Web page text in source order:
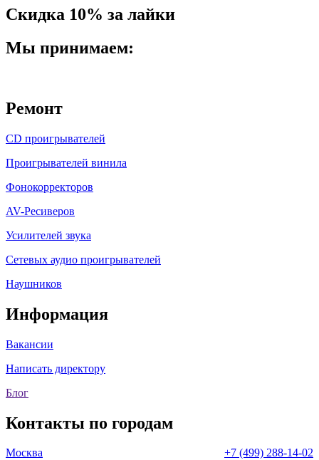
Скидка 10% за лайки
Мы принимаем:
Ремонт
CD проигрывателей
Проигрывателей винила
Фонокорректоров
AV-Ресиверов
Усилителей звука
Сетевых аудио проигрывателей
Наушников
Информация
Вакансии
Написать директору
Блог
Контакты по городам
Москва
+7 (499) 288-14-02